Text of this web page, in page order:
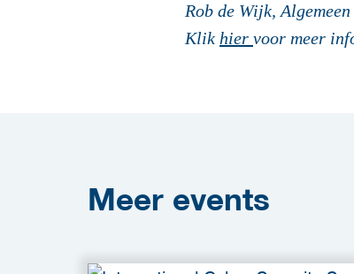
Rob de Wijk,
Klik hier voor meer
Meer events